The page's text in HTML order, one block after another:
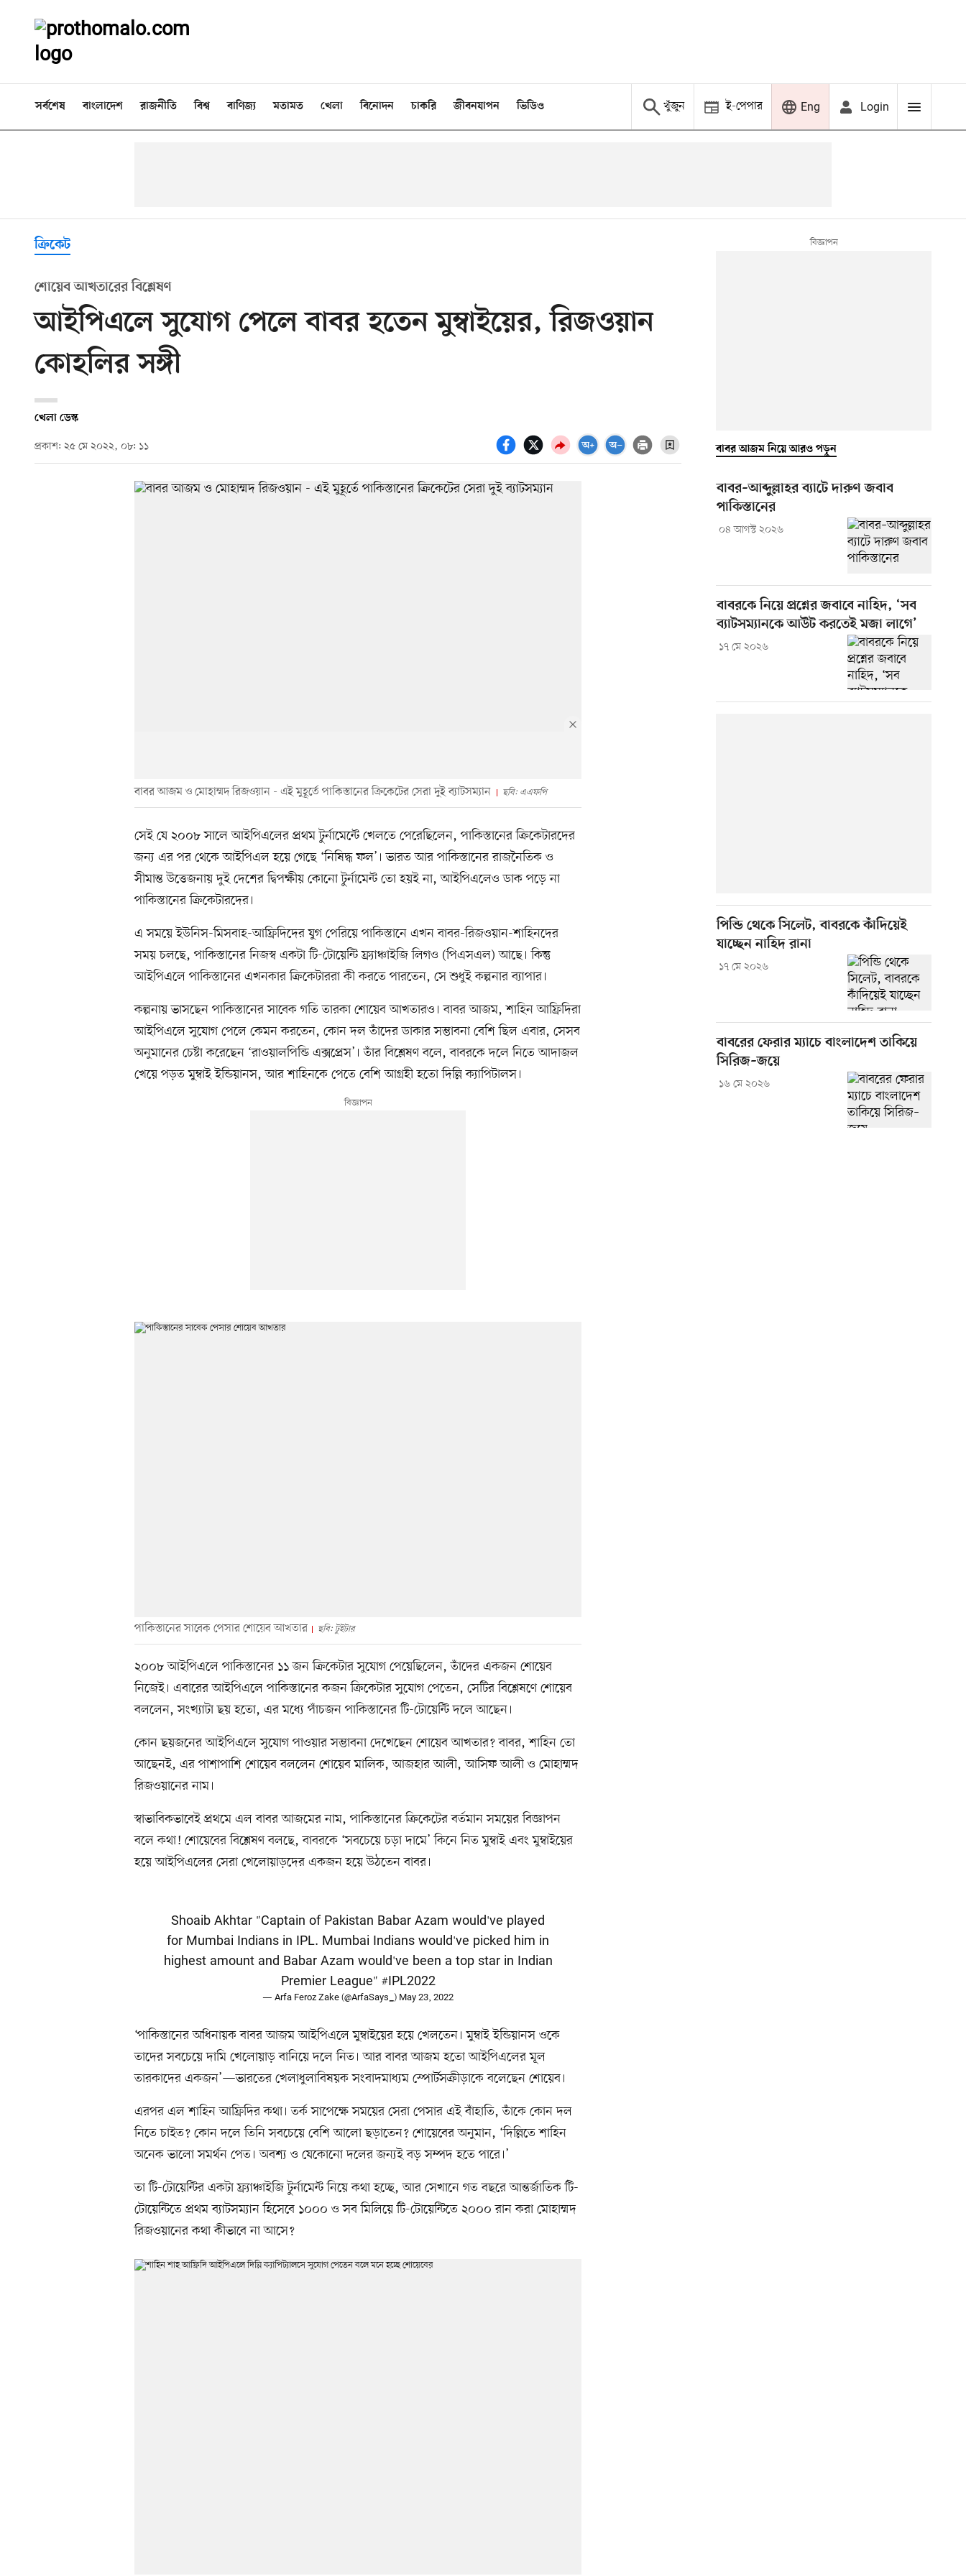
সর্বশেষ বাংলাদেশ রাজনীতি বিশ্ব বাণিজ্য মতামত খেলা বিনোদন চাকরি জীবনযাপন ভিডিও খুঁজুন ই-পেপার Eng Login
ক্রিকেট
শোয়েব আখতারের বিশ্লেষণ
আইপিএলে সুযোগ পেলে বাবর হতেন মুম্বাইয়ের, রিজওয়ান
কোহলির সঙ্গী
খেলা ডেস্ক
প্রকাশ: ২৫ মে ২০২২, ০৮: ১১
বাবর আজম ও মোহাম্মদ রিজওয়ান - এই মুহূর্তে পাকিস্তানের ক্রিকেটের সেরা দুই ব্যাটসম্যান ছবি: এএফপি
সেই যে ২০০৮ সালে আইপিএলের প্রথম টুর্নামেন্টে খেলতে পেরেছিলেন, পাকিস্তানের ক্রিকেটারদের
জন্য এর পর থেকে আইপিএল হয়ে গেছে ‘নিষিদ্ধ ফল’। ভারত আর পাকিস্তানের রাজনৈতিক ও
সীমান্ত উত্তেজনায় দুই দেশের দ্বিপক্ষীয় কোনো টুর্নামেন্ট তো হয়ই না, আইপিএলেও ডাক পড়ে না
পাকিস্তানের ক্রিকেটারদের।
এ সময়ে ইউনিস-মিসবাহ-আফ্রিদিদের যুগ পেরিয়ে পাকিস্তানে এখন বাবর-রিজওয়ান-শাহিনদের
সময় চলছে, পাকিস্তানের নিজস্ব একটা টি-টোয়েন্টি ফ্র্যাঞ্চাইজি লিগও (পিএসএল) আছে। কিন্তু
আইপিএলে পাকিস্তানের এখনকার ক্রিকেটাররা কী করতে পারতেন, সে শুধুই কল্পনার ব্যাপার।
কল্পনায় ভাসছেন পাকিস্তানের সাবেক গতি তারকা শোয়েব আখতারও। বাবর আজম, শাহিন আফ্রিদিরা
আইপিএলে সুযোগ পেলে কেমন করতেন, কোন দল তাঁদের ডাকার সম্ভাবনা বেশি ছিল এবার, সেসব
অনুমানের চেষ্টা করেছেন ‘রাওয়ালপিন্ডি এক্সপ্রেস’। তাঁর বিশ্লেষণ বলে, বাবরকে দলে নিতে আদাজল
খেয়ে পড়ত মুম্বাই ইন্ডিয়ানস, আর শাহিনকে পেতে বেশি আগ্রহী হতো দিল্লি ক্যাপিটালস।
পাকিস্তানের সাবেক পেসার শোয়েব আখতার ছবি: টুইটার
২০০৮ আইপিএলে পাকিস্তানের ১১ জন ক্রিকেটার সুযোগ পেয়েছিলেন, তাঁদের একজন শোয়েব
নিজেই। এবারের আইপিএলে পাকিস্তানের কজন ক্রিকেটার সুযোগ পেতেন, সেটির বিশ্লেষণে শোয়েব
বললেন, সংখ্যাটা ছয় হতো, এর মধ্যে পাঁচজন পাকিস্তানের টি-টোয়েন্টি দলে আছেন।
কোন ছয়জনের আইপিএলে সুযোগ পাওয়ার সম্ভাবনা দেখেছেন শোয়েব আখতার? বাবর, শাহিন তো
আছেনই, এর পাশাপাশি শোয়েব বললেন শোয়েব মালিক, আজহার আলী, আসিফ আলী ও মোহাম্মদ
রিজওয়ানের নাম।
স্বাভাবিকভাবেই প্রথমে এল বাবর আজমের নাম, পাকিস্তানের ক্রিকেটের বর্তমান সময়ের বিজ্ঞাপন
বলে কথা! শোয়েবের বিশ্লেষণ বলছে, বাবরকে ‘সবচেয়ে চড়া দামে’ কিনে নিত মুম্বাই এবং মুম্বাইয়ের
হয়ে আইপিএলের সেরা খেলোয়াড়দের একজন হয়ে উঠতেন বাবর।
Shoaib Akhtar "Captain of Pakistan Babar Azam would've played
for Mumbai Indians in IPL. Mumbai Indians would've picked him in
highest amount and Babar Azam would've been a top star in Indian
Premier League" #IPL2022
— Arfa Feroz Zake (@ArfaSays_) May 23, 2022
‘পাকিস্তানের অধিনায়ক বাবর আজম আইপিএলে মুম্বাইয়ের হয়ে খেলতেন। মুম্বাই ইন্ডিয়ানস ওকে
তাদের সবচেয়ে দামি খেলোয়াড় বানিয়ে দলে নিত। আর বাবর আজম হতো আইপিএলের মূল
তারকাদের একজন’—ভারতের খেলাধুলাবিষয়ক সংবাদমাধ্যম স্পোর্টসক্রীড়াকে বলেছেন শোয়েব।
এরপর এল শাহিন আফ্রিদির কথা। তর্ক সাপেক্ষে সময়ের সেরা পেসার এই বাঁহাতি, তাঁকে কোন দল
নিতে চাইত? কোন দলে তিনি সবচেয়ে বেশি আলো ছড়াতেন? শোয়েবের অনুমান, ‘দিল্লিতে শাহিন
অনেক ভালো সমর্থন পেত। অবশ্য ও যেকোনো দলের জন্যই বড় সম্পদ হতে পারে।’
তা টি-টোয়েন্টির একটা ফ্র্যাঞ্চাইজি টুর্নামেন্ট নিয়ে কথা হচ্ছে, আর সেখানে গত বছরে আন্তর্জাতিক টি-
টোয়েন্টিতে প্রথম ব্যাটসম্যান হিসেবে ১০০০ ও সব মিলিয়ে টি-টোয়েন্টিতে ২০০০ রান করা মোহাম্মদ
রিজওয়ানের কথা কীভাবে না আসে?
বাবর আজম নিয়ে আরও পড়ুন
বাবর–আব্দুল্লাহর ব্যাটে দারুণ জবাব
পাকিস্তানের
০৪ আগস্ট ২০২৬
বাবরকে নিয়ে প্রশ্নের জবাবে নাহিদ, ‘সব
ব্যাটসম্যানকে আউট করতেই মজা লাগে’
১৭ মে ২০২৬
পিন্ডি থেকে সিলেট, বাবরকে কাঁদিয়েই
যাচ্ছেন নাহিদ রানা
১৭ মে ২০২৬
বাবরের ফেরার ম্যাচে বাংলাদেশ তাকিয়ে
সিরিজ–জয়ে
১৬ মে ২০২৬